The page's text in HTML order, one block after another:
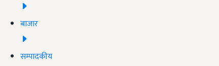
बाजार
सम्पादकीय